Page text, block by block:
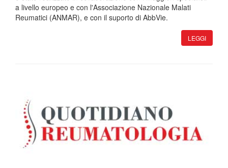
a livello europeo e con l'Associazione Nazionale Malati
Reumatici (ANMAR), e con il suporto di AbbVie.
LEGGI